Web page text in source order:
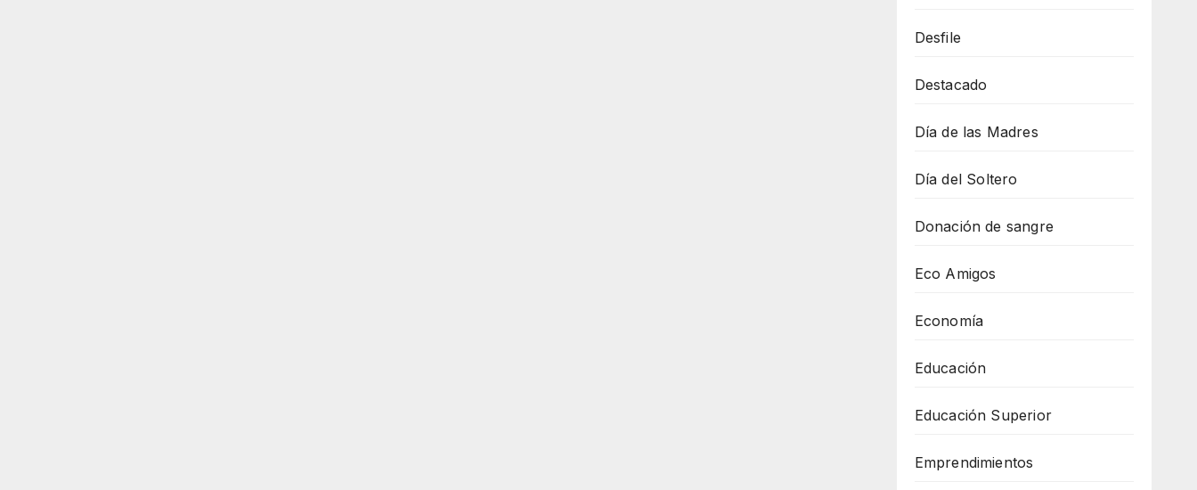
Desfile
Destacado
Día de las Madres
Día del Soltero
Donación de sangre
Eco Amigos
Economía
Educación
Educación Superior
Emprendimientos